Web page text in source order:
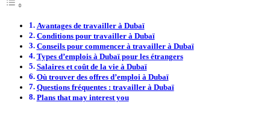
Avantages de travailler à Dubaï
Conditions pour travailler à Dubaï
Conseils pour commencer à travailler à Dubaï
Types d’emplois à Dubaï pour les étrangers
Salaires et coût de la vie à Dubaï
Où trouver des offres d’emploi à Dubaï
Questions fréquentes : travailler à Dubaï
Plans that may interest you